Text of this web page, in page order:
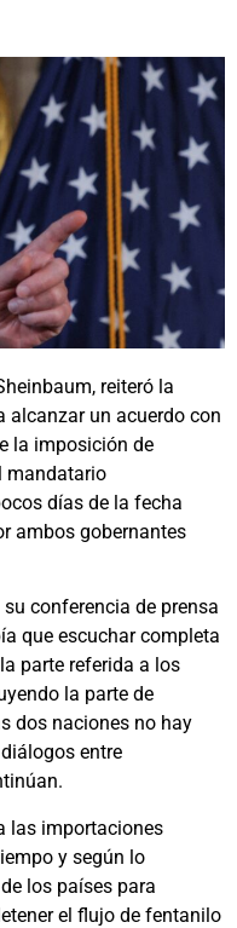
reiteró la
alcanzar un acuerdo con
la imposición de
mandatario
días de la fecha
ambos gobernantes
conferencia de prensa
que escuchar completa
parte referida a los
la parte de
dos naciones no hay
entre
las importaciones
y según lo
los países para
el flujo de fentanilo